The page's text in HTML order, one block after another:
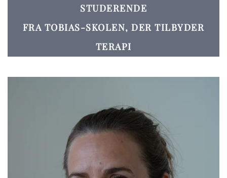
STUDERENDE
FRA TOBIAS-SKOLEN, DER TILBYDER
TERAPI